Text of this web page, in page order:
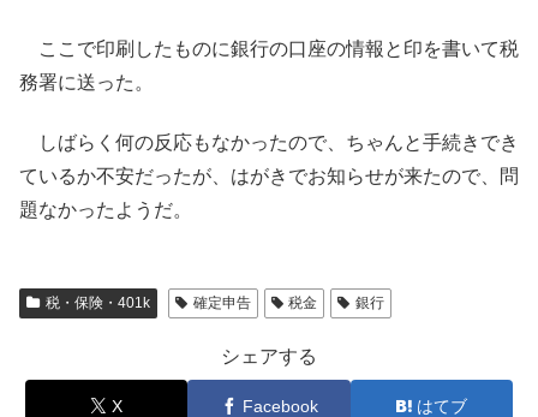
ここで印刷したものに銀行の口座の情報と印を書いて税
務署に送った。
しばらく何の反応もなかったので、ちゃんと手続きでき
ているか不安だったが、はがきでお知らせが来たので、問
題なかったようだ。
税・保険・401k 確定申告 税金 銀行
シェアする
X Facebook はてブ